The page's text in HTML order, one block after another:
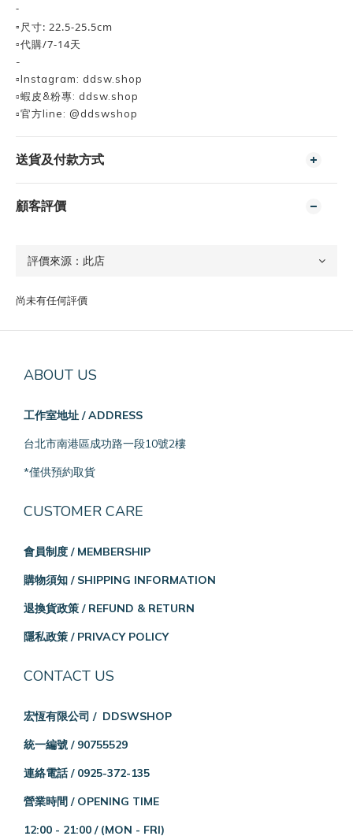
-
▫️尺寸: 22.5-25.5cm
▫️代購/7-14天
-
▫️Instagram: ddsw.shop
▫️蝦皮&粉專: ddsw.shop
▫️官方line: @ddswshop
送貨及付款方式
顧客評價
尚未有任何評價
ABOUT US
工作室地址 / ADDRESS
台北市南港區成功路一段10號2樓
*僅供預約取貨
CUSTOMER CARE
會員制度 / MEMBERSHIP
購物須知 / SHIPPING INFORMATION
退換貨政策 / REFUND & RETURN
隱私政策 / PRIVACY POLICY
CONTACT US
宏恆有限公司 / DDSWSHOP
統一編號 / 90755529
連絡電話 / 0925-372-135
營業時間 / OPENING TIME
12:00 - 21:00 / (MON - FRI)